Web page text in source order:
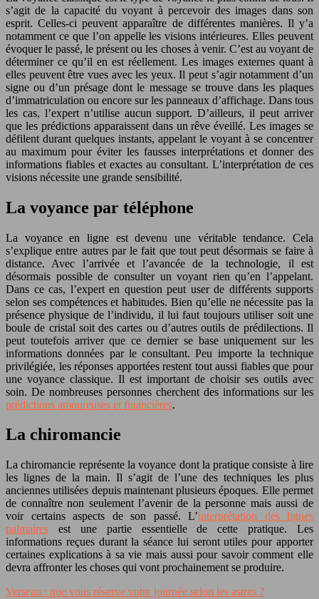
s’agit de la capacité du voyant à percevoir des images dans son
esprit. Celles-ci peuvent apparaître de différentes manières. Il y’a
notamment ce que l’on appelle les visions intérieures. Elles peuvent
évoquer le passé, le présent ou les choses à venir. C’est au voyant de
déterminer ce qu’il en est réellement. Les images externes quant à
elles peuvent être vues avec les yeux. Il peut s’agir notamment d’un
signe ou d’un présage dont le message se trouve dans les plaques
d’immatriculation ou encore sur les panneaux d’affichage. Dans tous
les cas, l’expert n’utilise aucun support. D’ailleurs, il peut arriver
que les prédictions apparaissent dans un rêve éveillé. Les images se
défilent durant quelques instants, appelant le voyant à se concentrer
au maximum pour éviter les fausses interprétations et donner des
informations fiables et exactes au consultant. L’interprétation de ces
visions nécessite une grande sensibilité.
La voyance par téléphone
La voyance en ligne est devenu une véritable tendance. Cela
s’explique entre autres par le fait que tout peut désormais se faire à
distance. Avec l’arrivée et l’avancée de la technologie, il est
désormais possible de consulter un voyant rien qu’en l’appelant.
Dans ce cas, l’expert en question peut user de différents supports
selon ses compétences et habitudes. Bien qu’elle ne nécessite pas la
présence physique de l’individu, il lui faut toujours utiliser soit une
boule de cristal soit des cartes ou d’autres outils de prédilections. Il
peut toutefois arriver que ce dernier se base uniquement sur les
informations données par le consultant. Peu importe la technique
privilégiée, les réponses apportées restent tout aussi fiables que pour
une voyance classique. Il est important de choisir ses outils avec
soin. De nombreuses personnes cherchent des informations sur les
prédictions amoureuses et financières.
La chiromancie
La chiromancie représente la voyance dont la pratique consiste à lire
les lignes de la main. Il s’agit de l’une des techniques les plus
anciennes utilisées depuis maintenant plusieurs époques. Elle permet
de connaître non seulement l’avenir de la personne mais aussi de
voir certains aspects de son passé. L’interprétation des lignes
palmaires est une partie essentielle de cette pratique. Les
informations reçues durant la séance lui seront utiles pour apporter
certaines explications à sa vie mais aussi pour savoir comment elle
devra affronter les choses qui vont prochainement se produire.
Verseau : que vous réserve votre journée selon les astres ?